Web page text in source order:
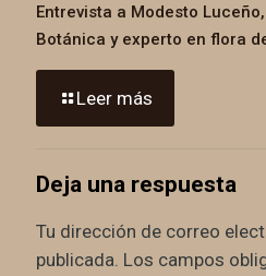
Entrevista a Modesto
Botánica y experto en flora
Leer más
Deja una respuesta
Tu dirección de correo
publicada. Los campos